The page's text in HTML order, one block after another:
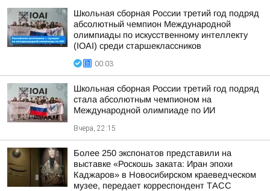
Школьная сборная России третий год подряд
абсолютный чемпион Международной
олимпиады по искусственному интеллекту
(IOAI) среди старшеклассников
00:03
Школьная сборная России третий год подряд
стала абсолютным чемпионом на
Международной олимпиаде по ИИ
Вчера, 22:15
Более 250 экспонатов представили на
выставке «Роскошь заката: Иран эпохи
Каджаров» в Новосибирском краеведческом
музее, передает корреспондент ТАСС